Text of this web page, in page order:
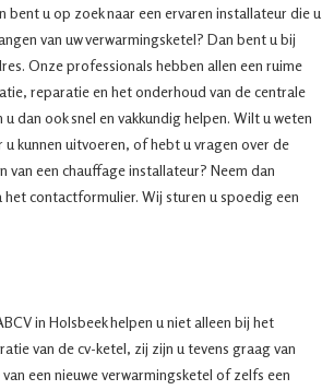
bent u op zoek naar een ervaren installateur die u
van uw verwarmingsketel? Dan bent u bij
Onze professionals hebben allen een ruime
reparatie en het onderhoud van de centrale
dan ook snel en vakkundig helpen. Wilt u weten
u kunnen uitvoeren, of hebt u vragen over de
van een chauffage installateur? Neem dan
contactformulier. Wij sturen u spoedig een
in Holsbeek helpen u niet alleen bij het
van de cv-ketel, zij zijn u tevens graag van
een nieuwe verwarmingsketel of zelfs een